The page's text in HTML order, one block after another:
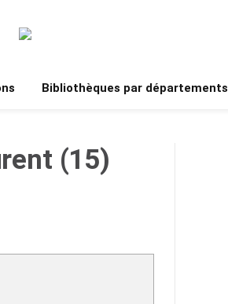
Bibliothèques par départements
(15)